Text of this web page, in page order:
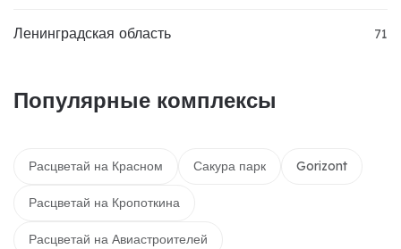
Ленинградская область 71
Популярные комплексы
Расцветай на Красном Сакура парк Gorizont
Расцветай на Кропоткина
Расцветай на Авиастроителей